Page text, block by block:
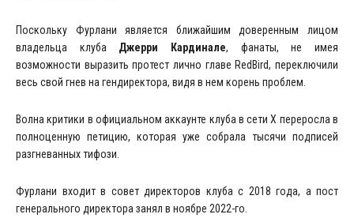
Поскольку Фурлани является ближайшим доверенным лицом
владельца клуба Джерри Кардинале, фанаты, не имея
возможности выразить протест лично главе RedBird, переключили
весь свой гнев на гендиректора, видя в нем корень проблем.
Волна критики в официальном аккаунте клуба в сети X переросла в
полноценную петицию, которая уже собрала тысячи подписей
разгневанных тифози.
Фурлани входит в совет директоров клуба с 2018 года, а пост
генерального директора занял в ноябре 2022-го.